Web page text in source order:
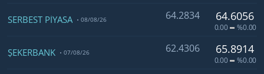
SERBEST PİYASA 08/08/26 64.2834 64.6056
0.00 %0.00
ŞEKERBANK 07/08/26 62.4306 65.8914
0.00 %0.00